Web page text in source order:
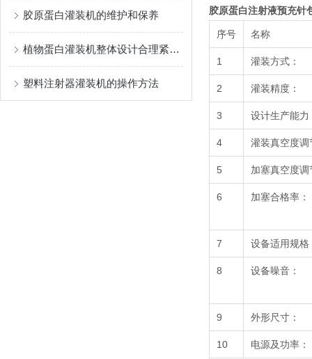
胶原蛋白灌装机的维护和保养
植物蛋白灌装机整体设计合理紧凑，占地面积小
塑料注射器灌装机的操作方法
胶原蛋白注射液预充针
序号 名称
1 灌装方式：
2 灌装精度：
3 设计生产能力
4 灌装真空度调
5 加塞真空度调
6 加塞合格率：
7 设备适用规格
8 设备噪音：
9 外形尺寸：
10 电源及功率：